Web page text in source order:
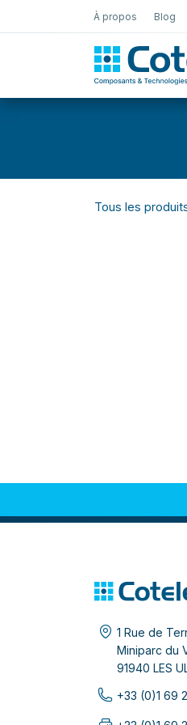
À propos Blog
Tous les
1 Rue de
Miniparc du
91940 LES
+33 (0)1 69